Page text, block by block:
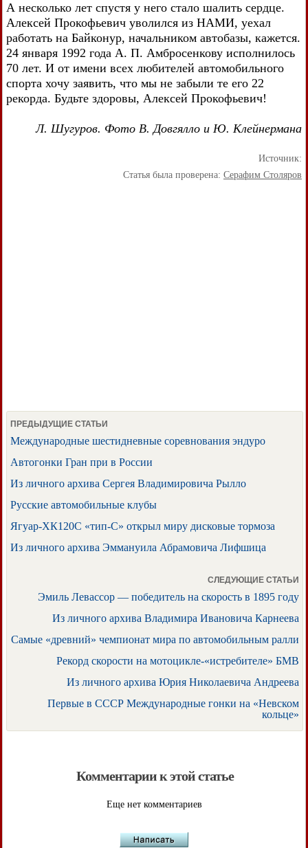
А несколько лет спустя у него стало шалить сердце.
Алексей Прокофьевич уволился из НАМИ, уехал
работать на Байконур, начальником автобазы, кажется.
24 января 1992 года А. П. Амбросенкову исполнилось
70 лет. И от имени всех любителей автомобильного
спорта хочу заявить, что мы не забыли те его 22
рекорда. Будьте здоровы, Алексей Прокофьевич!
Л. Шугуров. Фото В. Довгялло и Ю. Клейнермана
Источник:
Статья была проверена: Серафим Столяров
ПРЕДЫДУЩИЕ СТАТЬИ
Международные шестидневные соревнования эндуро
Автогонки Гран при в России
Из личного архива Сергея Владимировича Рылло
Русские автомобильные клубы
Ягуар-ХК120С «тип-С» открыл миру дисковые тормоза
Из личного архива Эммануила Абрамовича Лифшица
СЛЕДУЮЩИЕ СТАТЬИ
Эмиль Левассор — победитель на скорость в 1895 году
Из личного архива Владимира Ивановича Карнеева
Самые «древний» чемпионат мира по автомобильным ралли
Рекорд скорости на мотоцикле-«истребителе» БМВ
Из личного архива Юрия Николаевича Андреева
Первые в СССР Международные гонки на «Невском
кольце»
Комментарии к этой статье
Еще нет комментариев